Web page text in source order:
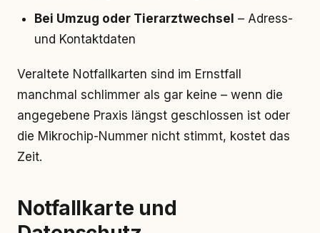
Bei Umzug oder Tierarztwechsel – Adress-
und Kontaktdaten
Veraltete Notfallkarten sind im Ernstfall
manchmal schlimmer als gar keine – wenn die
angegebene Praxis längst geschlossen ist oder
die Mikrochip-Nummer nicht stimmt, kostet das
Zeit.
Notfallkarte und